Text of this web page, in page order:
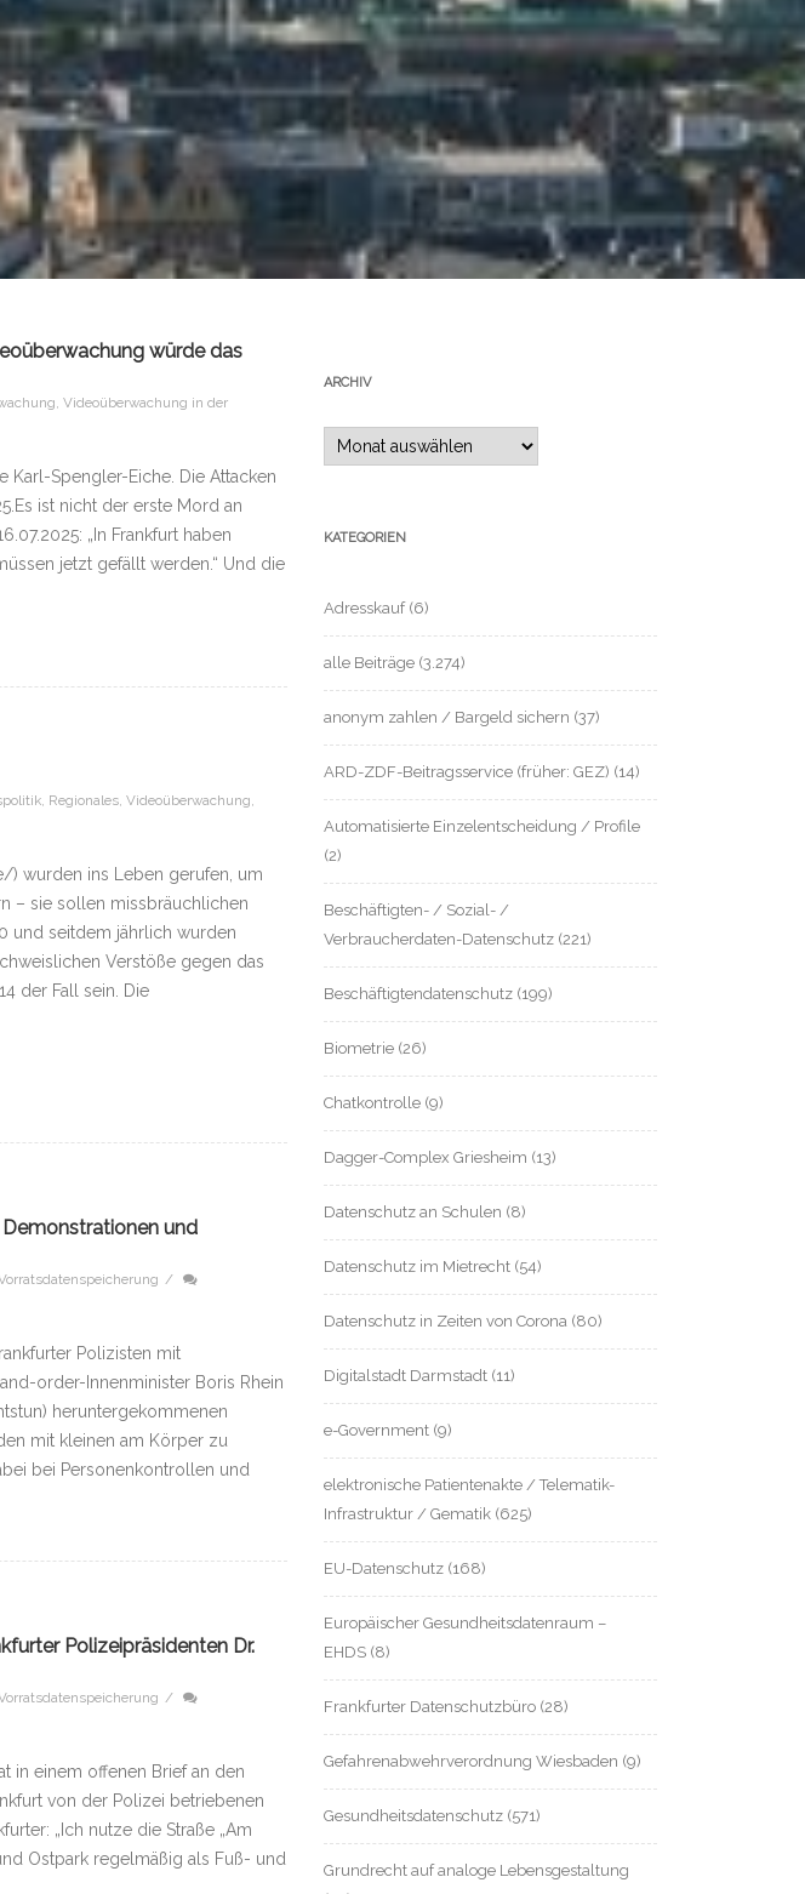
würde das
Videoüberwachung in der
Karl-Spengler-Eiche. Die Attacken
ist nicht der erste Mord an
„In Frankfurt haben
jetzt gefällt werden.“ Und die
Regionales Videoüberwachung
) wurden ins Leben gerufen, um
– sie sollen missbräuchlichen
und seitdem jährlich wurden
Verstöße gegen das
der Fall sein. Die
und
/
Polizisten mit
order-Innenminister Boris Rhein
heruntergekommenen
mit kleinen am Körper zu
bei Personenkontrollen und
Polizeipräsidenten Dr.
/
in einem offenen Brief an den
von der Polizei betriebenen
„Ich nutze die Straße „Am
Ostpark regelmäßig als Fuß- und
ARCHIV
Archiv
KATEGORIEN
Adresskauf(6)
alle Beiträge (3.274)
anonym zahlen / Bargeld sichern (37)
ARD-ZDF-Beitragsservice (früher: GEZ) (14)
Automatisierte Einzelentscheidung / Profile
(2)
Beschäftigten- / Sozial- /
Verbraucherdaten-Datenschutz (221)
Beschäftigtendatenschutz (199)
Biometrie (26)
Chatkontrolle (9)
Dagger-Complex Griesheim (13)
Datenschutz an Schulen (8)
Datenschutz im Mietrecht (54)
Datenschutz in Zeiten von Corona (80)
Digitalstadt Darmstadt (11)
e-Government (9)
elektronische Patientenakte / Telematik-
Infrastruktur / Gematik (625)
EU-Datenschutz (168)
Europäischer Gesundheitsdatenraum –
EHDS (8)
Frankfurter Datenschutzbüro (28)
Gefahrenabwehrverordnung Wiesbaden (9)
Gesundheitsdatenschutz (571)
Grundrecht auf analoge Lebensgestaltung